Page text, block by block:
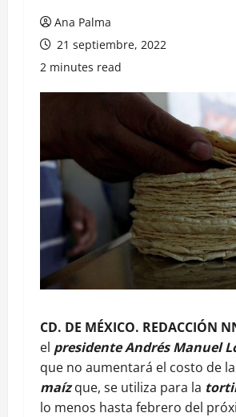
Ana Palma
21 septiembre, 2022
2 minutes read
CD. DE MÉXICO. REDACCIÓN
el presidente Andrés Manuel
que no aumentará el costo de
maízque, se utiliza para la
lo menos hasta febrero del